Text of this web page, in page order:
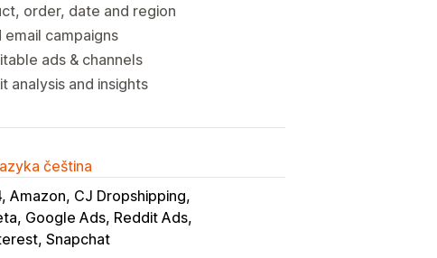
order, date and region
campaigns
ads & channels
analysis and insights
čeština
Amazon, CJ Dropshipping
Google Ads, Reddit Ads
Snapchat